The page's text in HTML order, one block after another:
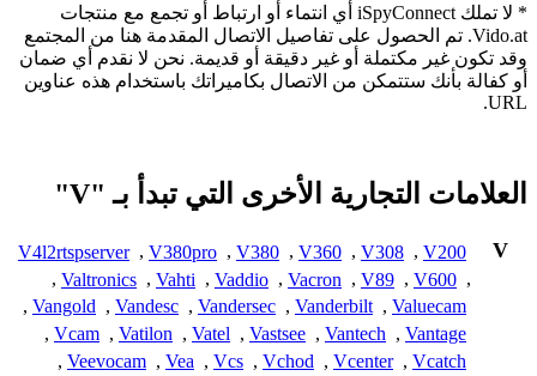
* لا تملك iSpyConnect أي انتماء أو ارتباط أو تجمع مع منتجات
Vido.at. تم الحصول على تفاصيل الاتصال المقدمة هنا من المجتمع
وقد تكون غير مكتملة أو غير دقيقة أو قديمة. نحن لا نقدم أي ضمان
أو كفالة بأنك ستتمكن من الاتصال بكاميراتك باستخدام هذه عناوين
URL.
العلامات التجارية الأخرى التي تبدأ بـ "V"
V
V200
,
V308
,
V360
,
V380
,
V380pro
,
V4l2rtspserver
,
V600
,
V89
,
Vacron
,
Vaddio
,
Vahti
,
Valtronics
,
Valuecam
,
Vanderbilt
,
Vandersec
,
Vandesc
,
Vangold
,
Vantage
,
Vantech
,
Vastsee
,
Vatel
,
Vatilon
,
Vcam
,
Vcatch
,
Vcenter
,
Vchod
,
Vcs
,
Vea
,
Veevocam
,